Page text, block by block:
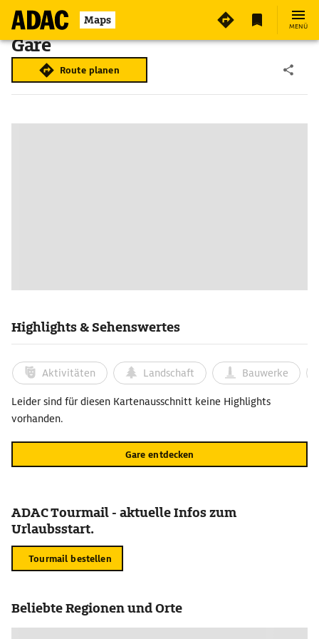
Maps MENÜ
Gare
Route planen
Highlights & Sehenswertes
Aktivitäten Landschaft Bauwerke
Leider sind für diesen Kartenausschnitt keine Highlights
vorhanden.
Gare entdecken
ADAC Tourmail - aktuelle Infos zum
Urlaubsstart.
Tourmail bestellen
Beliebte Regionen und Orte